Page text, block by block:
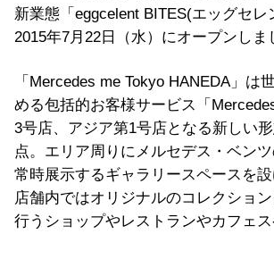
新業態「eggcelent BITES(エッグセ
2015年7月22日（水）にオープンしま
「Mercedes me Tokyo HANEDA」は
める包括的お客様サービス「
3号店、アジア第1号店となる新しい
点。エリア周りにメルセデス・ベン
常時展示するギャラリースペースを設
店舗内ではオリジナルのコレクショ
行うショップやレストランやカフェス